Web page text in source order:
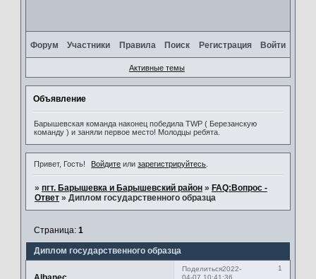
Форум Участники Правила Поиск Регистрация Войти
Активные темы
Объявление
Барышевская команда наконец победила TWP ( Березанскую
команду ) и заняли первое место! Молодцы ребята.
Привет, Гость! Войдите илизарегистрируйтесь
» пгт. Барышевка и Барышевский район » FAQ:Вопрос -
Ответ » Диплом государственного образца
Диплом государственного образца
Страница: 1
Поделиться 1
2022-
04-07 10:41:36